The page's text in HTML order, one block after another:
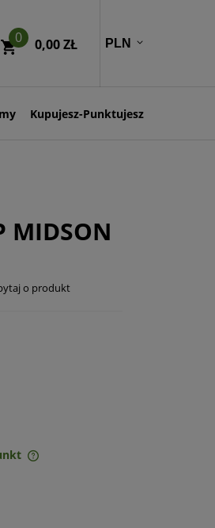
0 0,00 ZŁ
Kupujesz-Punktujesz
MIDSON
o produkt